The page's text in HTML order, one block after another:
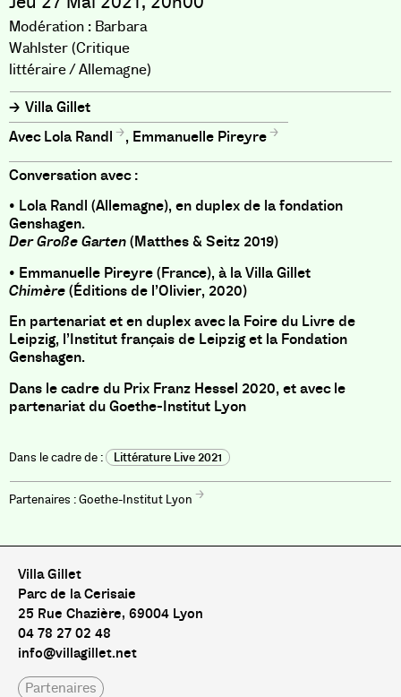
Modération : Barbara
Wahlster (Critique
littéraire / Allemagne)
Villa Gillet
Lola Randl
, Emmanuelle Pireyre
Conversation avec :
• Lola Randl (Allemagne), en duplex de la fondation
Genshagen.
Der Große Garten(Matthes & Seitz 2019)
• Emmanuelle Pireyre (France), à la Villa Gillet
Chimère(Éditions de l’Olivier, 2020)
En partenariat et en duplex avec la Foire du Livre de
Leipzig, l’Institut français de Leipzig et la Fondation
Genshagen.
Dans le cadre du Prix Franz Hessel 2020, et avec le
partenariat du Goethe-Institut Lyon
Littérature Live 2021
Goethe-Institut Lyon
Villa Gillet
Parc de la Cerisaie
25 Rue Chazière, 69004 Lyon
04 78 27 02 48
info@villagillet.net
Partenaires